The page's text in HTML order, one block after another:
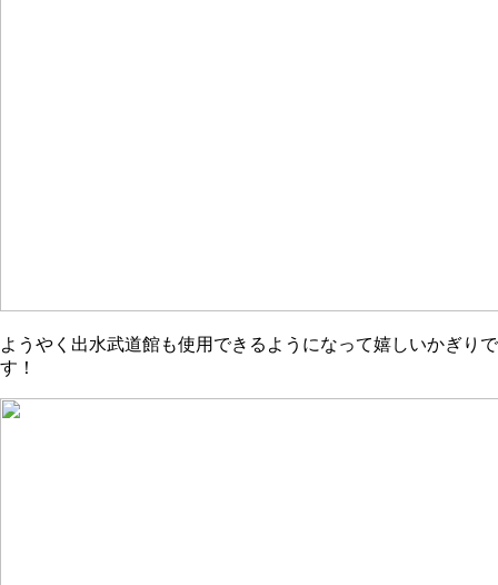
ようやく出水武道館も使用できるようになって嬉しいかぎりで
す！